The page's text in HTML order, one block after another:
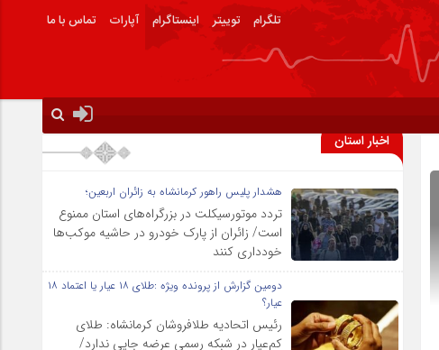
تلگرام توییتر اینستاگرام آپارات تماس با ما
اخبار استان
هشدار پلیس راهور کرمانشاه به زائران اربعین؛
تردد موتورسیکلت در بزرگراه‌های استان ممنوع
است/ زائران از پارک خودرو در حاشیه موکب‌ها
خودداری کنند
دومین گزارش از پرونده ویژه :طلای ۱۸ عیار یا اعتماد ۱۸
عیار؟
رئیس اتحادیه طلافروشان کرمانشاه: طلای
کم‌عیار در شبکه رسمی عرضه جایی ندارد/